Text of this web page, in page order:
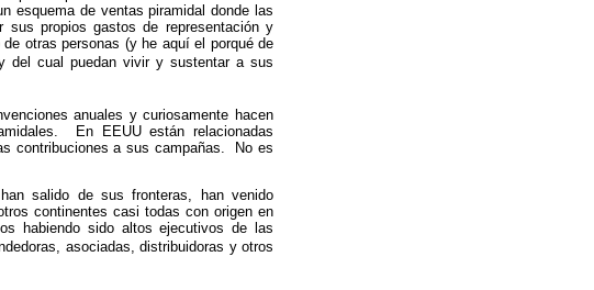
esquema de ventas piramidal donde las
sus propios gastos de representación y
otras personas (y he aquí el porqué de
del cual puedan vivir y sustentar a sus
anuales y curiosamente hacen
En EEUU están relacionadas
contribuciones a sus campañas. No es
salido de sus fronteras, han venido
continentes casi todas con origen en
habiendo sido altos ejecutivos de las
asociadas, distribuidoras y otros